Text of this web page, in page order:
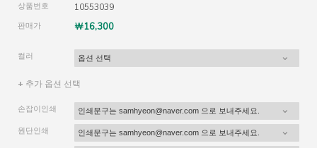
상품번호 10553039
판매가 ￦16,300
컬러
+ 추가 옵션 선택
손잡이인쇄
원단인쇄